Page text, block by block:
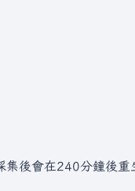
集後會在240分鐘後重